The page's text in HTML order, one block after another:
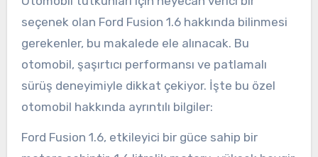
seçenek olan Ford Fusion 1.6 hakkında bilinmesi
gerekenler, bu makalede ele alınacak. Bu
otomobil, şaşırtıcı performansı ve patlamalı
sürüş deneyimiyle dikkat çekiyor. İşte bu özel
otomobil hakkında ayrıntılı bilgiler:
Ford Fusion 1.6, etkileyici bir güce sahip bir